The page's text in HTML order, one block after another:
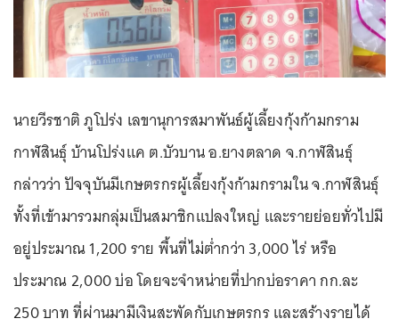
นายวีรชาติ ภูโปร่ง เลขานุการสมาพันธ์ผู้เลี้ยงกุ้งก้ามกราม
กาฬสินธุ์ บ้านโปร่งแค ต.บัวบาน อ.ยางตลาด จ.กาฬสินธุ์
กล่าวว่า ปัจจุบันมีเกษตรกรผู้เลี้ยงกุ้งก้ามกรามใน จ.กาฬสินธุ์
ทั้งที่เข้ามารวมกลุ่มเป็นสมาชิกแปลงใหญ่ และรายย่อยทั่วไปมี
อยู่ประมาณ 1,200 ราย พื้นที่ไม่ต่ำกว่า 3,000 ไร่ หรือ
ประมาณ 2,000 บ่อ โดยจะจำหน่ายที่ปากบ่อราคา กก.ละ
250 บาท ที่ผ่านมามีเงินสะพัดกับเกษตรกร และสร้างรายได้